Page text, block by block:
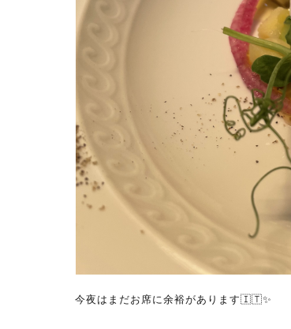
今夜はまだお席に余裕があります🇮🇹✨